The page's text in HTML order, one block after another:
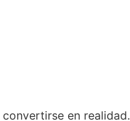
en realidad.